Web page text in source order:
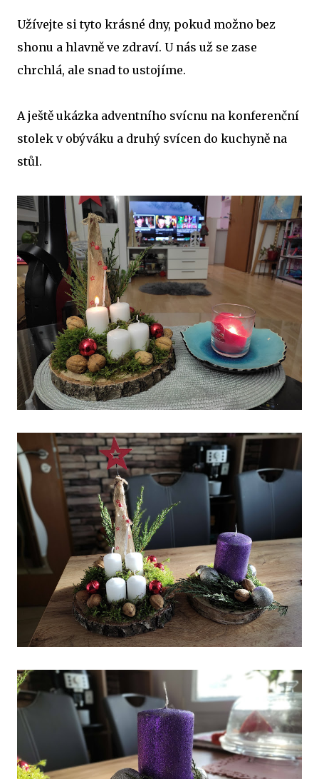
Užívejte si tyto krásné dny, pokud možno bez
shonu a hlavně ve zdraví. U nás už se zase
chrchlá, ale snad to ustojíme.
A ještě ukázka adventního svícnu na konferenční
stolek v obýváku a druhý svícen do kuchyně na
stůl.